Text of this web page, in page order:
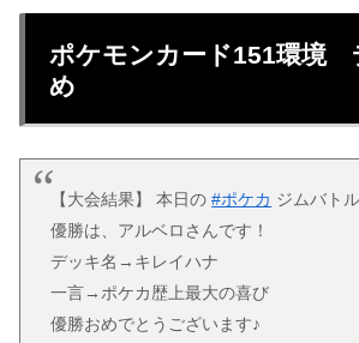
ポケモンカード151環境
め
【大会結果】 本日の#ポケカ ジムバトル
優勝は、アルベロさんです！
デッキ名→キレイハナ
一言→ポケカ歴上最大の喜び
優勝おめでとうございます♪